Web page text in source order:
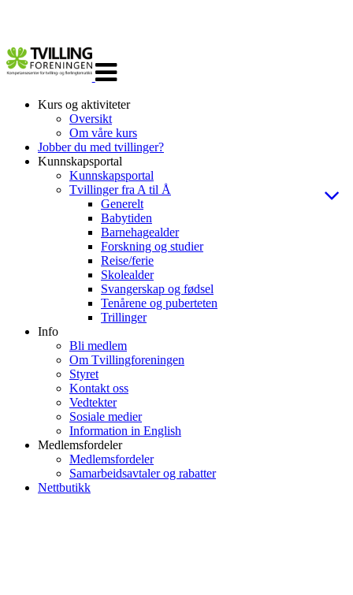
navigasjon
Kurs og aktiviteter
Oversikt
Om våre kurs
Jobber du med tvillinger?
Kunnskapsportal
Kunnskapsportal
Tvillinger fra A til Å
Generelt
Babytiden
Barnehagealder
Forskning og studier
Reise/ferie
Skolealder
Svangerskap og fødsel
Tenårene og puberteten
Trillinger
Info
Bli medlem
Om Tvillingforeningen
Styret
Kontakt oss
Vedtekter
Sosiale medier
Information in English
Medlemsfordeler
Medlemsfordeler
Samarbeidsavtaler og rabatter
Nettbutikk